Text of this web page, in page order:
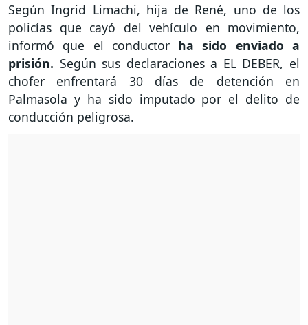
Según Ingrid Limachi, hija de René, uno de los
policías que cayó del vehículo en movimiento,
informó que el conductorha sido enviado a
prisión. Según sus declaraciones a EL DEBER, el
chofer enfrentará 30 días de detención en
Palmasola y ha sido imputado por el delito de
conducción peligrosa.